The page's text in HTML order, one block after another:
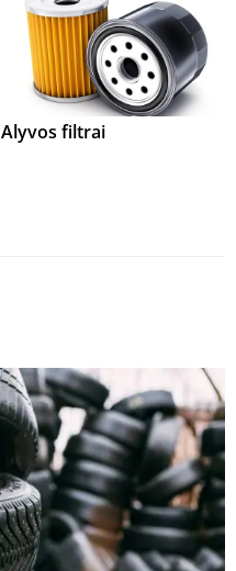
Alyvos filtrai